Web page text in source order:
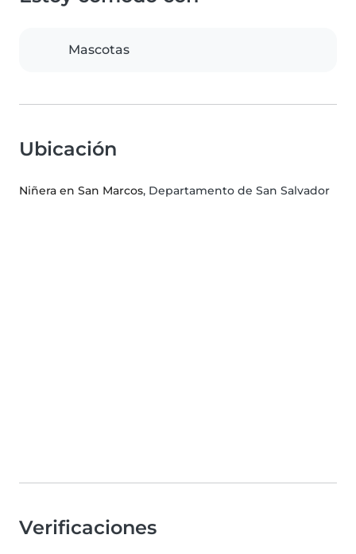
Mascotas
Ubicación
Niñera en San Marcos, Departamento de San Salvador
Verificaciones